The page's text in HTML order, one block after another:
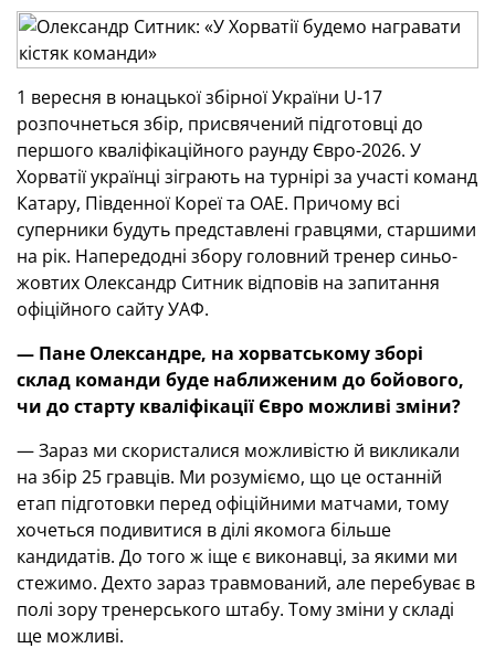
1 вересня в юнацької збірної України U-17
розпочнеться збір, присвячений підготовці до
першого кваліфікаційного раунду Євро-2026. У
Хорватії українці зіграють на турнірі за участі команд
Катару, Південної Кореї та ОАЕ. Причому всі
суперники будуть представлені гравцями, старшими
на рік. Напередодні збору головний тренер синьо-
жовтих Олександр Ситник відповів на запитання
офіційного сайту УАФ.
— Пане Олександре, на хорватському зборі
склад команди буде наближеним до бойового,
чи до старту кваліфікації Євро можливі зміни?
— Зараз ми скористалися можливістю й викликали
на збір 25 гравців. Ми розуміємо, що це останній
етап підготовки перед офіційними матчами, тому
хочеться подивитися в ділі якомога більше
кандидатів. До того ж іще є виконавці, за якими ми
стежимо. Дехто зараз травмований, але перебуває в
полі зору тренерського штабу. Тому зміни у складі
ще можливі.